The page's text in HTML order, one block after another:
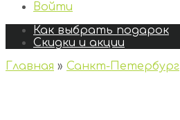
Войти
Как выбрать подарок
Скидки и акции
Главная » Санкт-Петербург